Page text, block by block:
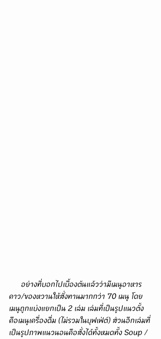
คาว/ของหวานให้สั่งทานมากกว่า 70 เมนู โดย
เมนูถูกแบ่งแยกเป็น 2 เล่ม เล่มที่เป็นรูปแนวตั้ง
คือเมนูเครื่องดื่ม (ไม่รวมในบุฟเฟ่ต์) ส่วนอีกเล่มที่
เป็นรูปภาพแนวนอนคือสั่งได้ทั้งหมดทั้ง Soup /